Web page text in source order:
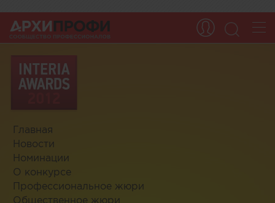
Главная
Новости
Номинации
О конкурсе
Профессиональное жюри
Общественное жюри